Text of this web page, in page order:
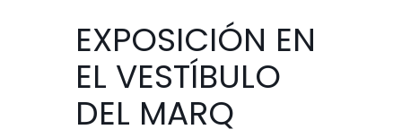
EXPOSICIÓN EN
EL VESTÍBULO
DEL MARQ